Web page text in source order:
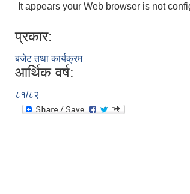
It appears your Web browser is not
प्रकार:
बजेट तथा कार्यक्रम
आर्थिक वर्ष:
८१/८२